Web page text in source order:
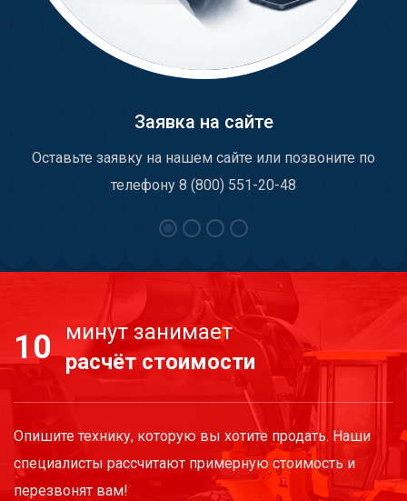
Заявка на сайте
Оставьте заявку на нашем сайте или позвоните по
телефону 8 (800) 551-20-48
10
минут занимает
расчёт стоимости
Опишите технику, которую вы хотите продать. Наши
специалисты рассчитают примерную стоимость и
перезвонят вам!